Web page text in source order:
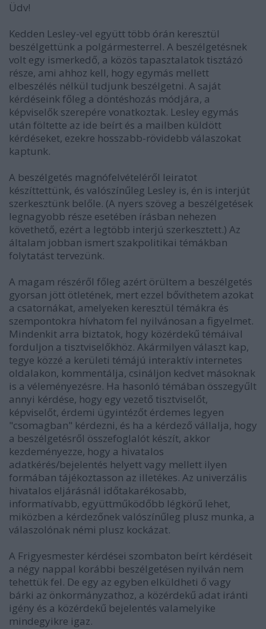
Üdv!
Kedden Lesley-vel együtt több órán keresztül
beszélgettünk a polgármesterrel. A beszélgetésnek
volt egy ismerkedő, a közös tapasztalatok tisztázó
része, ami ahhoz kell, hogy egymás mellett
elbeszélés nélkül tudjunk beszélgetni. A saját
kérdéseink főleg a döntéshozás módjára, a
képviselők szerepére vonatkoztak. Lesley egymás
után föltette az ide beírt és a mailben küldött
kérdéseket, ezekre hosszabb-rövidebb válaszokat
kaptunk.
A beszélgetés magnófelvételéről leiratot
készíttettünk, és valószínűleg Lesley is, én is interjút
szerkesztünk belőle. (A nyers szöveg a beszélgetések
legnagyobb része esetében írásban nehezen
követhető, ezért a legtöbb interjú szerkesztett.) Az
általam jobban ismert szakpolitikai témákban
folytatást tervezünk.
A magam részéről főleg azért örültem a beszélgetés
gyorsan jött ötletének, mert ezzel bővíthetem azokat
a csatornákat, amelyeken keresztül témákra és
szempontokra hívhatom fel nyilvánosan a figyelmet.
Mindenkit arra biztatok, hogy közérdekű témáival
forduljon a tisztviselőkhöz. Akármilyen választ kap,
tegye közzé a kerületi témájú interaktív internetes
oldalakon, kommentálja, csináljon kedvet másoknak
is a véleményezésre. Ha hasonló témában összegyűlt
annyi kérdése, hogy egy vezető tisztviselőt,
képviselőt, érdemi ügyintézőt érdemes legyen
"csomagban" kérdezni, és ha a kérdező vállalja, hogy
a beszélgetésről összefoglalót készít, akkor
kezdeményezze, hogy a hivatalos
adatkérés/bejelentés helyett vagy mellett ilyen
formában tájékoztasson az illetékes. Az univerzális
hivatalos eljárásnál időtakarékosabb,
informatívabb, együttműködőbb légkörű lehet,
miközben a kérdezőnek valószínűleg plusz munka, a
válaszolónak némi plusz kockázat.
A Frigyesmester kérdései szombaton beírt kérdéseit
a négy nappal korábbi beszélgetésen nyilván nem
tehettük fel. De egy az egyben elküldheti ő vagy
bárki az önkormányzathoz, a közérdekű adat iránti
igény és a közérdekű bejelentés valamelyike
mindegyikre igaz.